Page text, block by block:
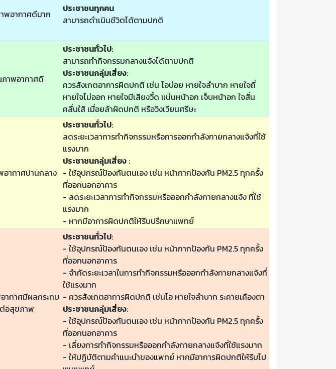
พอากาศดีมาก
ประชาชนทุกคน
สามารถดำเนินชีวิตได้ตามปกติ
าพอากาศดี
ประชาชนทั่วไป:
สามารถทำกิจกรรมกลางแจ้งได้ตามปกติ
ประชาชนกลุ่มเสี่ยง:
ควรสังเกตอาการผิดปกติ เช่น ไอบ่อย หายใจลำบาก หายใจถี่
หายใจไม่ออก หายใจมีเสียงวี้ด แน่นหน้าอก เจ็บหน้าอก ใจสั่น
คลื่นใส้ เมื่อยล้าผิดปกติ หรือวิงเวียนศรีษะ
ากาศปานกลาง
ประชาชนทั่วไป:
ลดระยะเวลาการทำกิจกรรมหรือการออกกำลังกายกลางแจ้งที่ใช้
แรงมาก
ประชาชนกลุ่มเสี่ยง :
- ใช้อุปกรณ์ป้องกันตนเอง เช่น หน้ากากป้องกัน PM2.5 ทุกครั้ง
ที่ออกนอกอาคาร
- ลดระยะเวลาการทำกิจกรรมหรือออกกำลังกายกลางแจ้ง ที่ใช้
แรงมาก
- หากมีอาการผิดปกติให้รีบปรึกษาแพทย์
กาศมีผลกระทบ
ต่อสุขภาพ
ประชาชนทั่วไป:
- ใช้อุปกรณ์ป้องกันตนเอง เช่น หน้ากากป้องกัน PM2.5 ทุกครั้ง
ที่ออกนอกอาคาร
- จำกัดระยะเวลาในการทำกิจกรรมหรือออกกำลังกายกลางแจ้งที่
ใช้แรงมาก
- ควรสังเกตอาการผิดปกติ เช่นไอ หายใจลำบาก ระคายเคืองตา
ประชาชนกลุ่มเสี่ยง:
- ใช้อุปกรณ์ป้องกันตนเอง เช่น หน้ากากป้องกัน PM2.5 ทุกครั้ง
ที่ออกนอกอาคาร
- เลี่ยงการทำกิจกรรมหรือออกกำลังกายกลางแจ้งที่ใช้แรงมาก
- ให้ปฏิบัติตามคำแนะนำของแพทย์ หากมีอาการผิดปกติให้รีบไป